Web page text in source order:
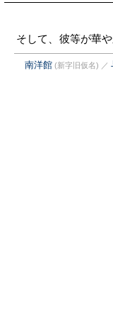
そして、彼等が華
南洋館 (新字旧仮名) ／